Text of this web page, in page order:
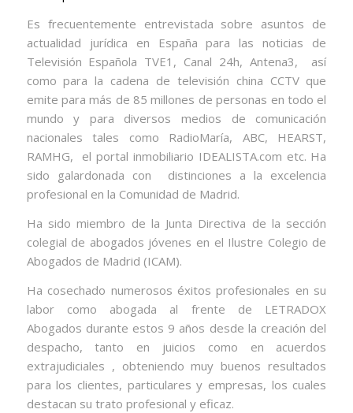
Es frecuentemente entrevistada sobre asuntos de
actualidad jurídica en España para las noticias de
Televisión Española TVE1, Canal 24h, Antena3, así
como para la cadena de televisión china CCTV que
emite para más de 85 millones de personas en todo el
mundo y para diversos medios de comunicación
nacionales tales como RadioMaría, ABC, HEARST,
RAMHG, el portal inmobiliario IDEALISTA.com etc. Ha
sido galardonada con distinciones a la excelencia
profesional en la Comunidad de Madrid.
Ha sido miembro de la Junta Directiva de la sección
colegial de abogados jóvenes en el Ilustre Colegio de
Abogados de Madrid (ICAM).
Ha cosechado numerosos éxitos profesionales en su
labor como abogada al frente de LETRADOX
Abogados durante estos 9 años desde la creación del
despacho, tanto en juicios como en acuerdos
extrajudiciales , obteniendo muy buenos resultados
para los clientes, particulares y empresas, los cuales
destacan su trato profesional y eficaz.